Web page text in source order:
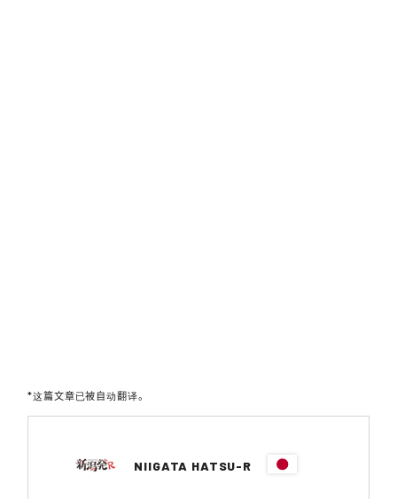
*这篇文章已被自动翻译。
NIIGATA HATSU-R